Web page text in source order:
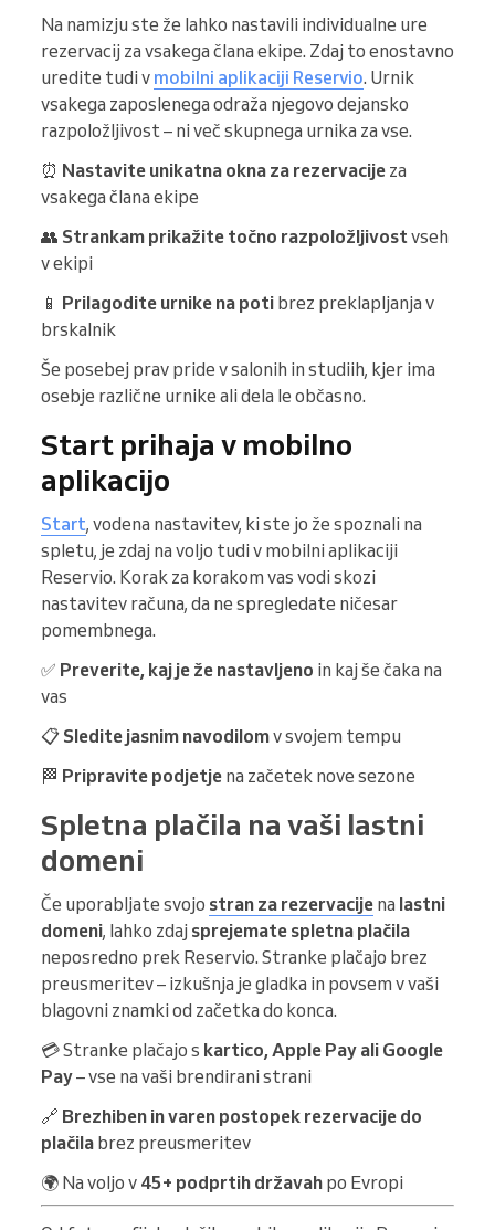
Na namizju ste že lahko nastavili individualne ure
rezervacij za vsakega člana ekipe. Zdaj to enostavno
uredite tudi v mobilni aplikaciji Reservio. Urnik
vsakega zaposlenega odraža njegovo dejansko
razpoložljivost – ni več skupnega urnika za vse.
⏰ Nastavite unikatna okna za rezervacije za
vsakega člana ekipe
👥 Strankam prikažite točno razpoložljivost vseh
v ekipi
📱 Prilagodite urnike na poti brez preklapljanja v
brskalnik
Še posebej prav pride v salonih in studiih, kjer ima
osebje različne urnike ali dela le občasno.
Start prihaja v mobilno
aplikacijo
Start, vodena nastavitev, ki ste jo že spoznali na
spletu, je zdaj na voljo tudi v mobilni aplikaciji
Reservio. Korak za korakom vas vodi skozi
nastavitev računa, da ne spregledate ničesar
pomembnega.
✅ Preverite, kaj je že nastavljeno in kaj še čaka na
vas
📋 Sledite jasnim navodilomv svojem tempu
🏁 Pripravite podjetje na začetek nove sezone
Spletna plačila na vaši lastni
domeni
Če uporabljate svojo stran za rezervacije na lastni
domeni, lahko zdaj sprejemate spletna plačila
neposredno prek Reservio. Stranke plačajo brez
preusmeritev – izkušnja je gladka in povsem v vaši
blagovni znamki od začetka do konca.
💳 Stranke plačajo s kartico, Apple Pay ali Google
Pay– vse na vaši brendirani strani
🔗 Brezhiben in varen postopek rezervacije do
plačila brez preusmeritev
🌍 Na voljo v 45+ podprtih državah po Evropi